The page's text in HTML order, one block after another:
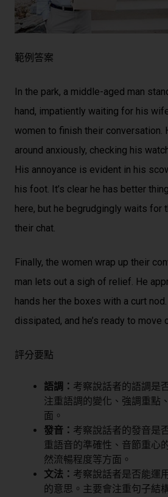
範例答案
In the park, a middle-aged man
hand, impatiently waiting for his
women to finish their conversation.
around anxiously, checking his
His annoyance is evident in his
his foot. It’s clear he has better
here, but he begrudgingly waits for
their chat.
Finally, the women wrap up their
man lets out a sigh of relief. He
hands her the boxes with a curt
dissipated, and he’s ready to move
評分要點
語調： 考察說話者的語調是
注重語調的變化、強調重點
面。
發音： 考察說話者的發音是
重語音的準確性、音節重心
然流暢程度等方面。
文法： 考察說話者是否能運
的意思。主要會注重句子結